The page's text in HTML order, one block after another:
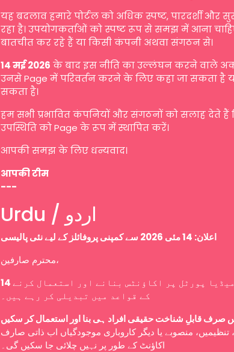
यह बदलाव हमारे पोर्टल को अधिक स्पष्ट, पारदर्शी और
रहा है। उपयोगकर्ताओं को स्पष्ट रूप से समझ में आना
बातचीत कर रहे हैं या किसी कंपनी अथवा संगठन से।
14 मई 2026 के बाद इस नीति का उल्लंघन करने वाले
उनसे Page में परिवर्तन करने के लिए कहा जा सकता है या
सकता है।
हम सभी प्रभावित कंपनियों और संगठनों को सलाह देते
उपस्थिति को Page के रूप में स्थापित करें।
आपकी समझ के लिए धन्यवाद।
आपकी टीम
---
Urdu / اردو
اعلان: 14 مئی 2026 سے کمپنی پروفائلز کے لیے نئی پالیسی
محترم صارفین،
پورٹل پر اکاؤنٹس بنانے اور استعمال کرنے
کے قواعد میں تبدیلی کر رہے ہیں۔
صرف قابلِ شناخت حقیقی افراد ہی بنا اور استعمال کر سکیں
تنظیمیں، منصوبے یا دیگر کاروباری موجودگیاں اب ذاتی صارف
اکاؤنٹ کے طور پر نہیں چلائی جا سکیں گی۔